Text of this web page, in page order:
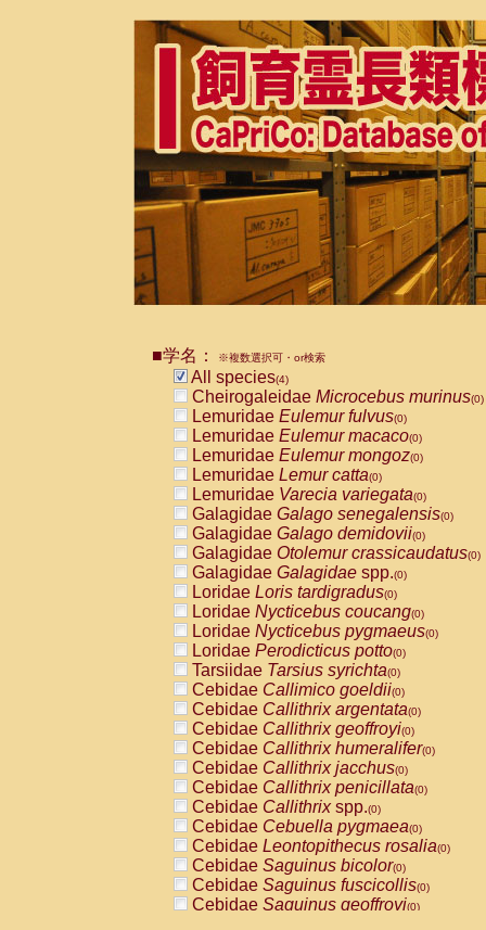
■学名： ※複数選択可・or検索
All species(4)
Cheirogaleidae Microcebus murinus(0)
Lemuridae Eulemur fulvus(0)
Lemuridae Eulemur macaco(0)
Lemuridae Eulemur mongoz(0)
Lemuridae Lemur catta(0)
Lemuridae Varecia variegata(0)
Galagidae Galago senegalensis(0)
Galagidae Galago demidovii(0)
Galagidae Otolemur crassicaudatus(0)
Galagidae Galagidae spp.(0)
Loridae Loris tardigradus(0)
Loridae Nycticebus coucang(0)
Loridae Nycticebus pygmaeus(0)
Loridae Perodicticus potto(0)
Tarsiidae Tarsius syrichta(0)
Cebidae Callimico goeldii(0)
Cebidae Callithrix argentata(0)
Cebidae Callithrix geoffroyi(0)
Cebidae Callithrix humeralifer(0)
Cebidae Callithrix jacchus(0)
Cebidae Callithrix penicillata(0)
Cebidae Callithrixspp.(0)
Cebidae Cebuella pygmaea(0)
Cebidae Leontopithecus rosalia(0)
Cebidae Saguinus bicolor(0)
Cebidae Saguinus fuscicollis(0)
Cebidae Saguinus geoffroyi(0)